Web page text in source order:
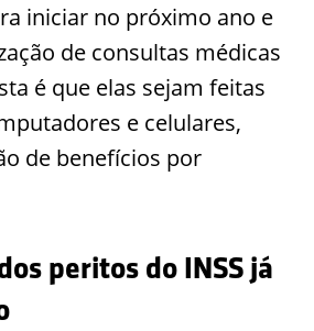
iniciar no próximo ano e
de consultas médicas
é que elas sejam feitas
e celulares,
de benefícios por
peritos do INSS já